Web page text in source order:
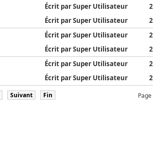
Écrit par Super Utilisateur
Écrit par Super Utilisateur
Écrit par Super Utilisateur
Écrit par Super Utilisateur
Écrit par Super Utilisateur
Écrit par Super Utilisateur
Suivant Fin